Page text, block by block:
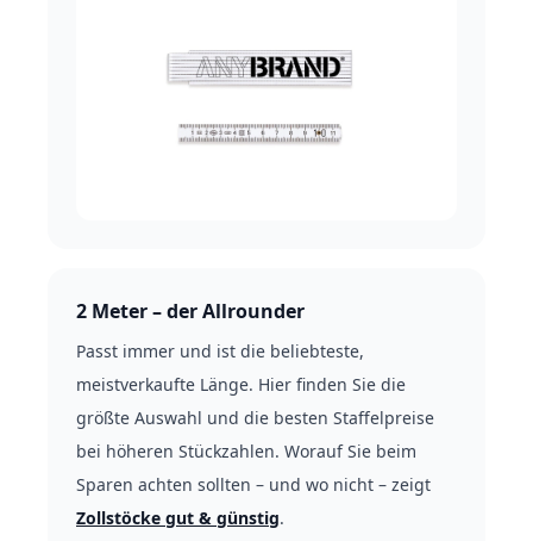
2 Meter – der Allrounder
Passt immer und ist die beliebteste,
meistverkaufte Länge. Hier finden Sie die
größte Auswahl und die besten Staffelpreise
bei höheren Stückzahlen. Worauf Sie beim
Sparen achten sollten – und wo nicht – zeigt
Zollstöcke gut & günstig.